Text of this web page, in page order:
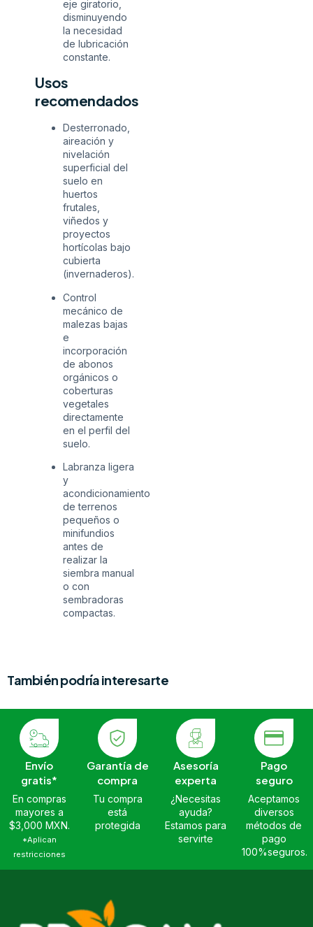
eje giratorio,
disminuyendo
la necesidad
de lubricación
constante.
Usos
recomendados
Desterronado,
aireación y
nivelación
superficial del
suelo en
huertos
frutales,
viñedos y
proyectos
hortícolas bajo
cubierta
(invernaderos).
Control
mecánico de
malezas bajas
e
incorporación
de abonos
orgánicos o
coberturas
vegetales
directamente
en el perfil del
suelo.
Labranza ligera
y
acondicionamiento
de terrenos
pequeños o
minifundios
antes de
realizar la
siembra manual
o con
sembradoras
compactas.
También podría interesarte
Envío
gratis*
En compras
mayores a
$3,000 MXN.
*Aplican
restricciones
Garantía de
compra
Tu compra
está
protegida
Asesoría
experta
¿Necesitas
ayuda?
Estamos para
servirte
Pago
seguro
Aceptamos
diversos
métodos de
pago
100%seguros.